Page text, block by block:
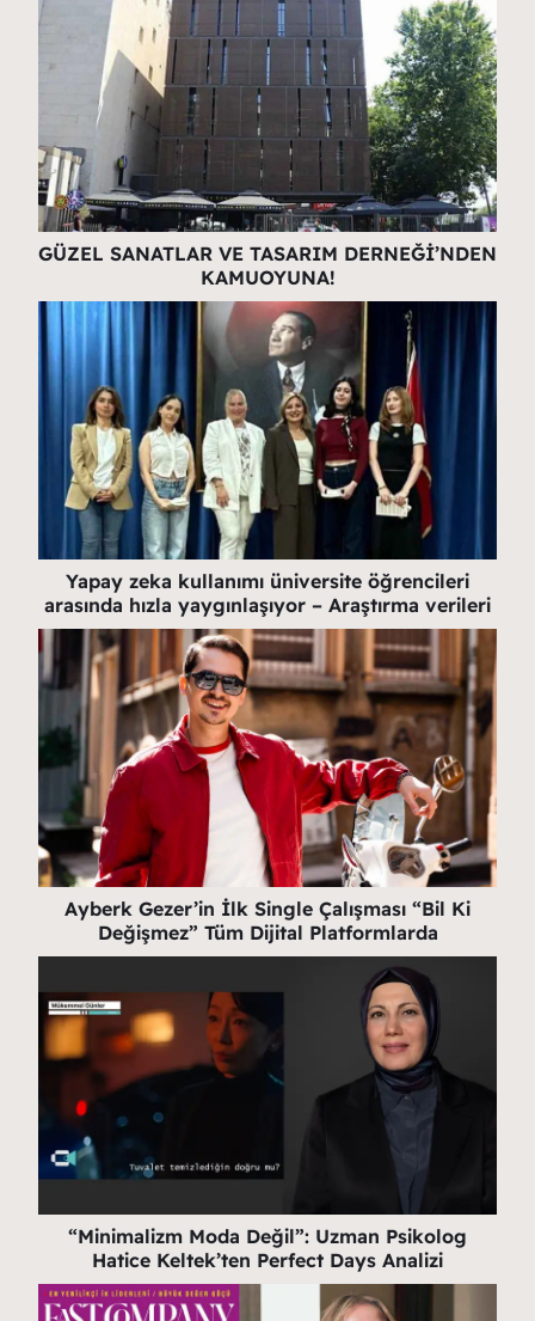
GÜZEL SANATLAR VE TASARIM DERNEĞİ’NDEN
KAMUOYUNA!
Yapay zeka kullanımı üniversite öğrencileri
arasında hızla yaygınlaşıyor – Araştırma verileri
Ayberk Gezer’in İlk Single Çalışması “Bil Ki
Değişmez” Tüm Dijital Platformlarda
“Minimalizm Moda Değil”: Uzman Psikolog
Hatice Keltek’ten Perfect Days Analizi